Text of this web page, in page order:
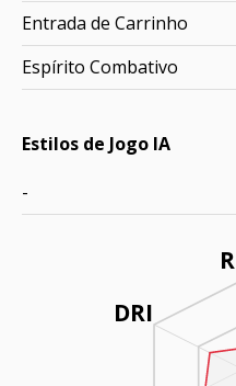
DRI
Entrada de Carrinho
Espírito Combativo
Estilos de Jogo IA
-